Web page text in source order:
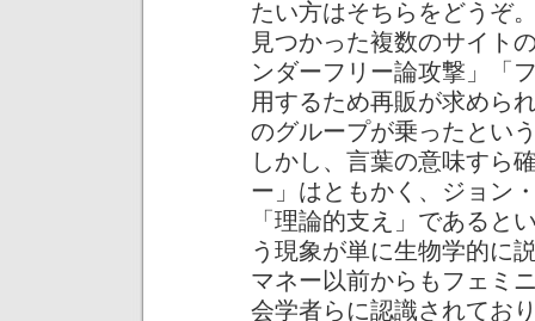
たい方はそちらをどうぞ
見つかった複数のサイト
ンダーフリー論攻撃」「
用するため再販が求めら
のグループが乗ったとい
しかし、言葉の意味すら
ー」はともかく、ジョン
「理論的支え」であると
う現象が単に生物学的に
マネー以前からもフェミ
会学者らに認識されてお